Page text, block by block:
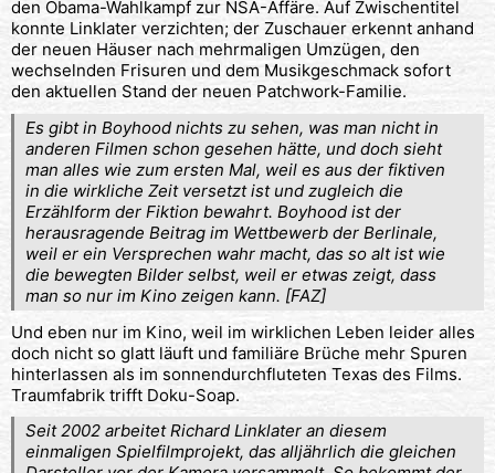
den Obama-Wahlkampf zur NSA-Affäre. Auf Zwischentitel
konnte Linklater verzichten; der Zuschauer erkennt anhand
der neuen Häuser nach mehrmaligen Umzügen, den
wechselnden Frisuren und dem Musikgeschmack sofort
den aktuellen Stand der neuen Patchwork-Familie.
Es gibt in Boyhood nichts zu sehen, was man nicht in
anderen Filmen schon gesehen hätte, und doch sieht
man alles wie zum ersten Mal, weil es aus der fiktiven
in die wirkliche Zeit versetzt ist und zugleich die
Erzählform der Fiktion bewahrt. Boyhood ist der
herausragende Beitrag im Wettbewerb der Berlinale,
weil er ein Versprechen wahr macht, das so alt ist wie
die bewegten Bilder selbst, weil er etwas zeigt, dass
man so nur im Kino zeigen kann. [FAZ]
Und eben nur im Kino, weil im wirklichen Leben leider alles
doch nicht so glatt läuft und familiäre Brüche mehr Spuren
hinterlassen als im sonnendurchfluteten Texas des Films.
Traumfabrik trifft Doku-Soap.
Seit 2002 arbeitet Richard Linklater an diesem
einmaligen Spielfilmprojekt, das alljährlich die gleichen